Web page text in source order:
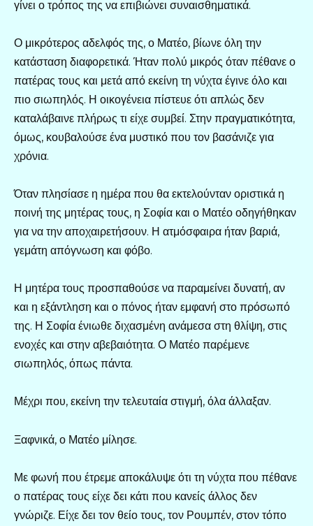
γίνει ο τρόπος της να επιβιώνει συναισθηματικά.
Ο μικρότερος αδελφός της, ο Ματέο, βίωνε όλη την
κατάσταση διαφορετικά. Ήταν πολύ μικρός όταν πέθανε ο
πατέρας τους και μετά από εκείνη τη νύχτα έγινε όλο και
πιο σιωπηλός. Η οικογένεια πίστευε ότι απλώς δεν
καταλάβαινε πλήρως τι είχε συμβεί. Στην πραγματικότητα,
όμως, κουβαλούσε ένα μυστικό που τον βασάνιζε για
χρόνια.
Όταν πλησίασε η ημέρα που θα εκτελούνταν οριστικά η
ποινή της μητέρας τους, η Σοφία και ο Ματέο οδηγήθηκαν
για να την αποχαιρετήσουν. Η ατμόσφαιρα ήταν βαριά,
γεμάτη απόγνωση και φόβο.
Η μητέρα τους προσπαθούσε να παραμείνει δυνατή, αν
και η εξάντληση και ο πόνος ήταν εμφανή στο πρόσωπό
της. Η Σοφία ένιωθε διχασμένη ανάμεσα στη θλίψη, στις
ενοχές και στην αβεβαιότητα. Ο Ματέο παρέμενε
σιωπηλός, όπως πάντα.
Μέχρι που, εκείνη την τελευταία στιγμή, όλα άλλαξαν.
Ξαφνικά, ο Ματέο μίλησε.
Με φωνή που έτρεμε αποκάλυψε ότι τη νύχτα που πέθανε
ο πατέρας τους είχε δει κάτι που κανείς άλλος δεν
γνώριζε. Είχε δει τον θείο τους, τον Ρουμπέν, στον τόπο